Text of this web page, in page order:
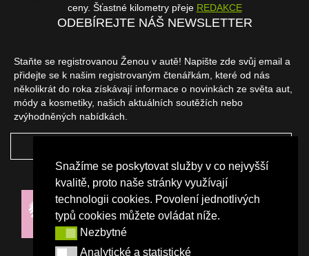
Snažíme se poskytovat služby v co nejvyšší
kvalitě, proto naše stránky využívají
technologii cookies. Povolení jednotlivých
typů cookies můžete ovládat níže.
NezbytnéNezbytné
Analytické a statistické
ceny. Šťastné kilometry přeje REDAKCE
ODEBÍREJTE NÁŠ NEWSLETTER
Staňte se registrovanou Ženou v autě! Napište zde svůj email a
přidejte se k našim registrovaným čtenářkám, které od nás
několikrát do roka získávají informace o novinkách ze světa aut,
módy a kosmetiky, našich aktuálních soutěžích nebo
zvýhodněných nabídkách.
NAŠI PARTNEŘI